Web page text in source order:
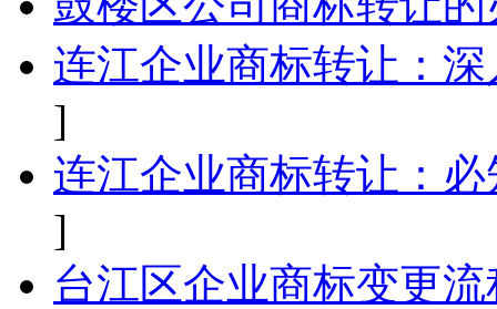
连江企业商标转让：
]
连江企业商标转让：
]
台江区企业商标变更